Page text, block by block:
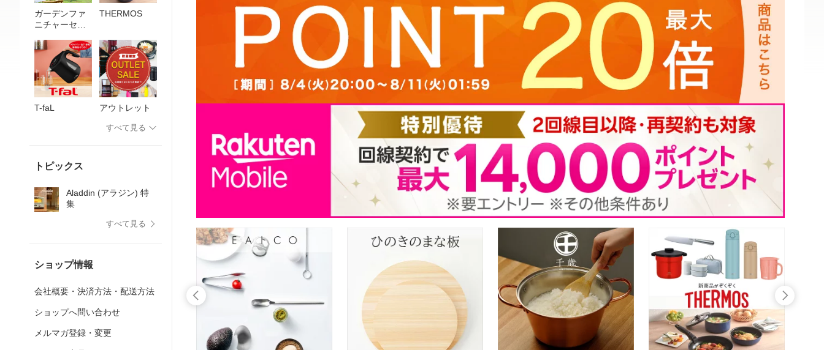
ガーデンファ
ニチャーセッ
THERMOS
T-faL アウトレット
すべて見る
トピックス
Aladdin (アラジン) 特
集
すべて見る
ショップ情報
会社概要・決済方法・配送方法
ショップへ問い合わせ
メルマガ登録・変更